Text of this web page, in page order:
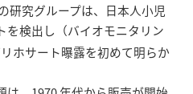
研究グループは、日本人小児
を検出し（バイオモニタリン
ホサート曝露を初めて明らか